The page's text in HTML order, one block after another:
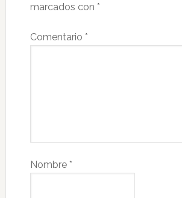
marcados con *
Comentario *
Nombre *